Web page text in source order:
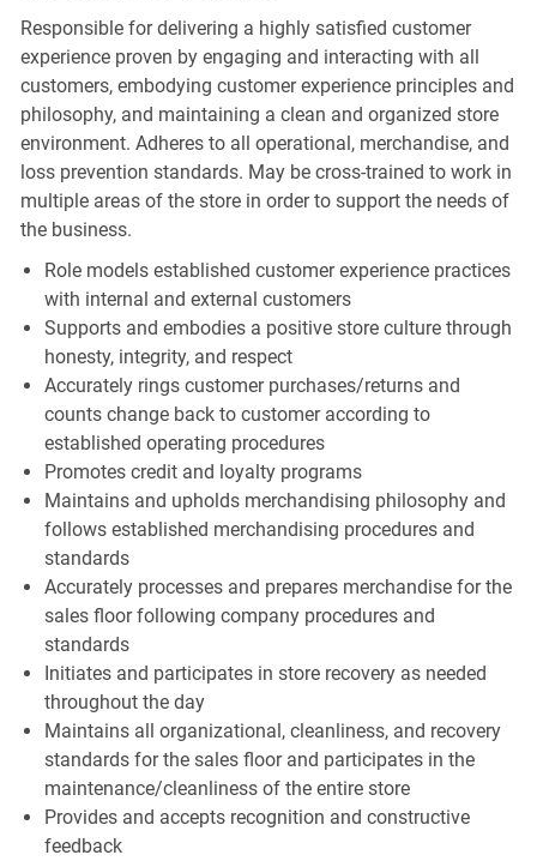
Responsible for delivering a highly satisfied customer
experience proven by engaging and interacting with all
customers, embodying customer experience principles and
philosophy, and maintaining a clean and organized store
environment. Adheres to all operational, merchandise, and
loss prevention standards. May be cross-trained to work in
multiple areas of the store in order to support the needs of
the business.
Role models established customer experience practices
with internal and external customers
Supports and embodies a positive store culture through
honesty, integrity, and respect
Accurately rings customer purchases/returns and
counts change back to customer according to
established operating procedures
Promotes credit and loyalty programs
Maintains and upholds merchandising philosophy and
follows established merchandising procedures and
standards
Accurately processes and prepares merchandise for the
sales floor following company procedures and
standards
Initiates and participates in store recovery as needed
throughout the day
Maintains all organizational, cleanliness, and recovery
standards for the sales floor and participates in the
maintenance/cleanliness of the entire store
Provides and accepts recognition and constructive
feedback